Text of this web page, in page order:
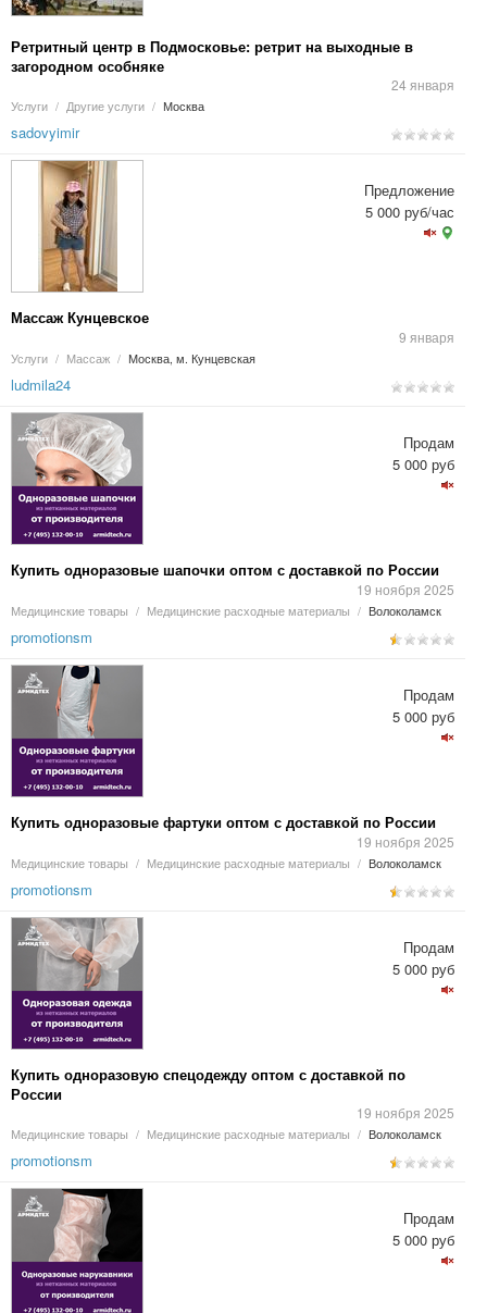
Ретритный центр в Подмосковье: ретрит на выходные в
загородном особняке
24 января
Услуги / Другие услуги / Москва
sadovyimir
Массаж Кунцевское
9 января
Услуги / Массаж / Москва, м. Кунцевская
Предложение
5 000 руб/час
ludmila24
Купить одноразовые шапочки оптом с доставкой по России
19 ноября 2025
Медицинские товары / Медицинские расходные материалы / Волоколамск
Продам
5 000 руб
promotionsm
Купить одноразовые фартуки оптом с доставкой по России
19 ноября 2025
Медицинские товары / Медицинские расходные материалы / Волоколамск
Продам
5 000 руб
promotionsm
Купить одноразовую спецодежду оптом с доставкой по
России
19 ноября 2025
Медицинские товары / Медицинские расходные материалы / Волоколамск
Продам
5 000 руб
promotionsm
Продам
5 000 руб